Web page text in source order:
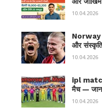
10.04.2026
Norway
और
10.04.2026
ipl
मैच —
10.04.2026